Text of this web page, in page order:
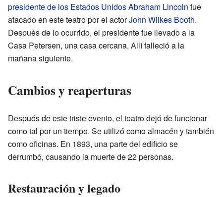
presidente de los Estados UnidosAbraham Lincoln fue
atacado en este teatro por el actorJohn Wilkes Booth.
Después de lo ocurrido, el presidente fue llevado a la
Casa Petersen, una casa cercana. Allí falleció a la
mañana siguiente.
Cambios y reaperturas
Después de este triste evento, el teatro dejó de funcionar
como tal por un tiempo. Se utilizó como almacén y también
como oficinas. En 1893, una parte del edificio se
derrumbó, causando la muerte de 22 personas.
Restauración y legado